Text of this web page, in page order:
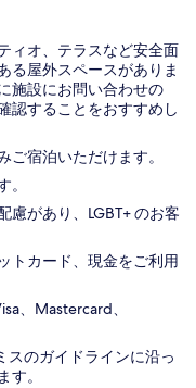
ィオ、テラスなど安全面
る屋外スペースがありま
施設にお問い合わせの
認することをおすすめし
宿泊いただけます。
慮があり、LGBT+ のお客
トカード、現金をご利用
、Mastercard、
スのガイドラインに沿っ
。